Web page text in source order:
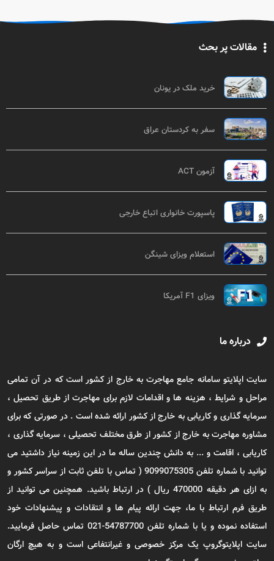
مقالات پر بحث
خرید ملک در یونان
سفر به کردستان عراق
آزمون ACT
پاسپورت خانواری اتباع خارجی
استعلام ویزای شینگن
ویزای F1 آمریکا
درباره ما
سایت اپلایتو سامانه جامع مهاجرت به خارج از کشور است که در آن تمامی
مراحل و شرایط ، هزینه ها و اقدامات لازم برای مهاجرت از طریق تحصیل ،
سرمایه گذاری و کاریابی به خارج از کشور ارائه شده است . در صورتی که برای
مشاوره مهاجرت به خارج از کشور از طرق مختلف تحصیلی ، سرمایه گذاری ،
کاریابی ، اقامت و ... به دانش چندین ساله ما در این زمینه نیاز داشتید می
توانید با شماره تلفن 9099075305 ( تماس با تلفن ثابت از سراسر کشور و
به ازای هر دقیقه 470000 ریال ) در ارتباط باشید. همچنین می توانید از
طریق فرم ارتباط با ما، جهت ارائه پیام ها و انتقادات و پیشنهادات خود
استفاده نموده و یا با شماره تلفن 54787700-021 تماس حاصل فرمایید.
سایت اپلایتوگروپ یک مرکز خصوصی و غیرانتفاعی است و به هیچ ارگان